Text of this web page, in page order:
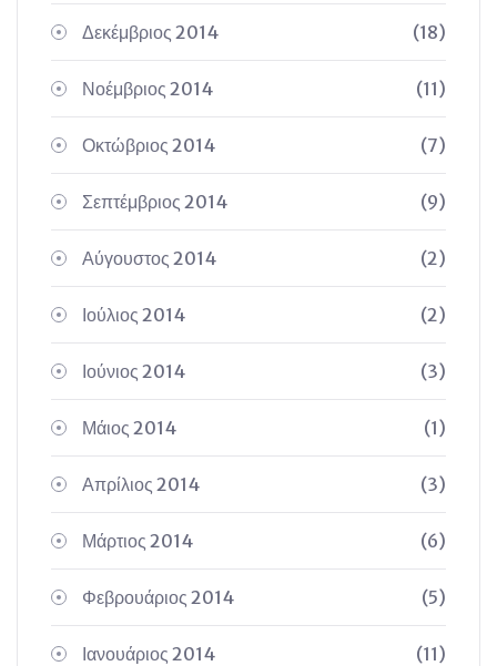
Δεκέμβριος 2014 (18)
Νοέμβριος 2014 (11)
Οκτώβριος 2014 (7)
Σεπτέμβριος 2014 (9)
Αύγουστος 2014 (2)
Ιούλιος 2014 (2)
Ιούνιος 2014 (3)
Μάιος 2014 (1)
Απρίλιος 2014 (3)
Μάρτιος 2014 (6)
Φεβρουάριος 2014 (5)
Ιανουάριος 2014 (11)